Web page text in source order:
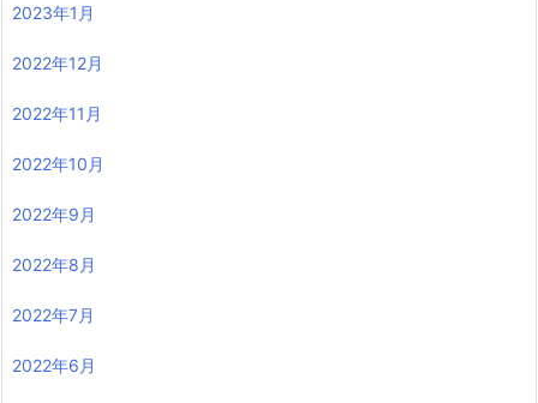
2023年1月
2022年12月
2022年11月
2022年10月
2022年9月
2022年8月
2022年7月
2022年6月